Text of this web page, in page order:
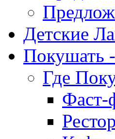
Детские
Покушать
Где
Фаст-